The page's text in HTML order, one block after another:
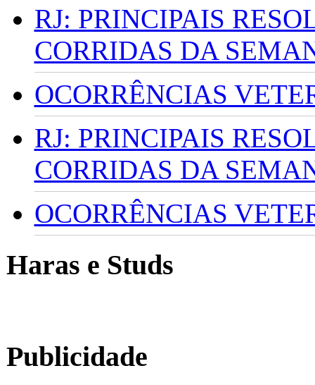
RJ: PRINCIPAIS
CORRIDAS DA
OCORRÊNCIAS
RJ: PRINCIPAIS
CORRIDAS DA
OCORRÊNCIAS
Haras e Studs
Publicidade